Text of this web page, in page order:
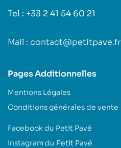
Tel : +33 2 41 54 60 21
Mail : contact@petitpave.fr
Pages Additionnelles
Mentions Légales
Conditions générales de vente
Facebook du Petit Pavé
Instagram du Petit Pavé